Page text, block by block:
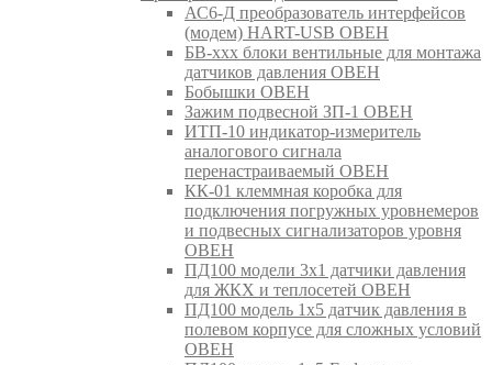
АС6-Д преобразователь интерфейсов
(модем) HART-USB ОВЕН
БВ-ххх блоки вентильные для монтажа
датчиков давления ОВЕН
Бобышки ОВЕН
Зажим подвесной ЗП-1 ОВЕН
ИТП-10 индикатор-измеритель
аналогового сигнала
перенастраиваемый ОВЕН
КК-01 клеммная коробка для
подключения погружных уровнемеров
и подвесных сигнализаторов уровня
ОВЕН
ПД100 модели 3х1 датчики давления
для ЖКХ и теплосетей ОВЕН
ПД100 модель 1х5 датчик давления в
полевом корпусе для сложных условий
ОВЕН